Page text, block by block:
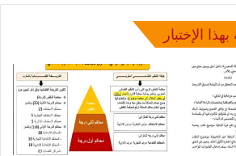
الإختبار